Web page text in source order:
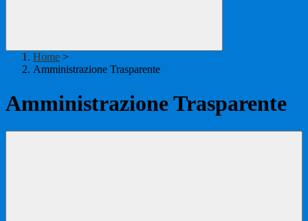
Home >
Amministrazione Trasparente
Amministrazione Trasparente